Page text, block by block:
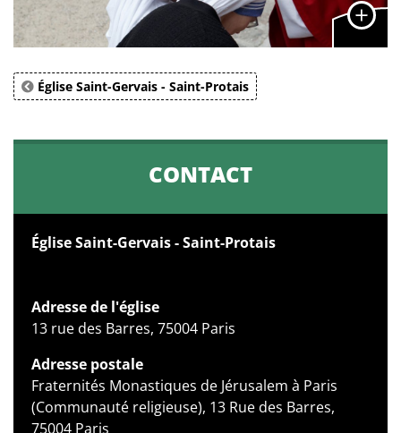
Église Saint-Gervais - Saint-Protais
CONTACT
Église Saint-Gervais - Saint-Protais
Adresse de l'église
13 rue des Barres, 75004 Paris
Adresse postale
Fraternités Monastiques de Jérusalem à Paris
(Communauté religieuse), 13 Rue des Barres,
75004 Paris